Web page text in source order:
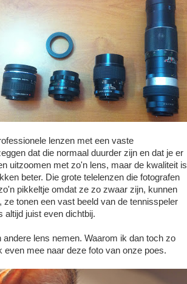
lenzen met een vaste
dat die normaal duurder zijn en dat je er
uitzoomen met zo'n lens, maar de kwaliteit is
beter. Die grote telelenzen die fotografen
pikkeltje omdat ze zo zwaar zijn, kunnen
tonen een vast beeld van de tennisspeler
altijd juist even dichtbij.
lens nemen. Waarom ik dan toch zo
mee naar deze foto van onze poes.